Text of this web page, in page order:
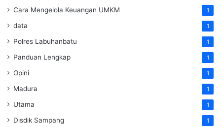
Cara Mengelola Keuangan UMKM 1
data 1
Polres Labuhanbatu 1
Panduan Lengkap 1
Opini 1
Madura 1
Utama 1
Disdik Sampang 1